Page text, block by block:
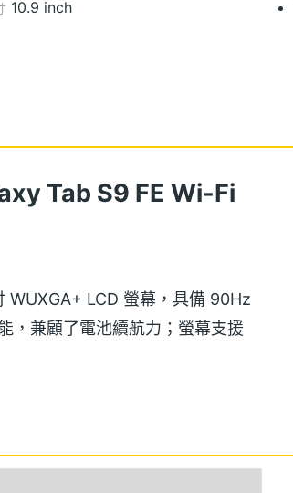
10.9 inch
Tab S9 FE Wi-Fi
WUXGA+ LCD 螢幕，具備 90Hz
，兼顧了電池續航力；螢幕支援
表現，提升於戶外環境的可視
設計，結合堅韌的金屬質感外框，